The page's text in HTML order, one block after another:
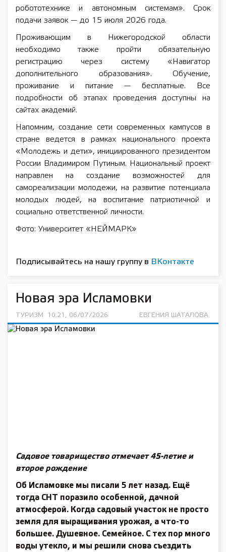
робототехнике и автономным системам». Срок
подачи заявок — до 15 июля 2026 года.
Проживающим в Нижегородской области
необходимо также пройти обязательную
регистрацию через систему «Навигатор
дополнительного образования». Обучение,
проживание и питание — бесплатные. Все
подробности об этапах проведения доступны на
сайтах академий.
Напомним, создание сети современных кампусов в
стране ведется в рамках национального проекта
«Молодежь и дети», инициированного президентом
России Владимиром Путиным. Национальный проект
направлен на создание возможностей для
самореализации молодежи, на развитие потенциала
молодых людей, на воспитание патриотичной и
социально ответственной личности.
Фото: Университет «НЕЙМАРК»
Подписывайтесь на нашу группу в ВКонтакте
Новая эра Исламовки
ТУРИЗМ 10:21, 06/07/2026 ЕВГЕНИЯ ШАТАЛОВА
Садовое товарищество отмечает 45-летие и
второе рождение
Об Исламовке мы писали 5 лет назад. Ещё
тогда СНТ поразило особенной, дачной
атмосферой. Когда садовый участок не просто
земля для выращивания урожая, а что-то
большее. Душевное. Семейное. С тех пор много
воды утекло, и мы решили снова съездить